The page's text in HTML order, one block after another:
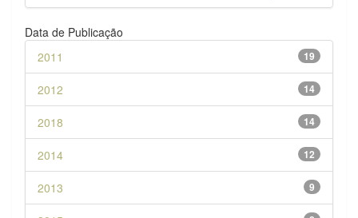
Data de Publicação
19
2011
14
2012
14
2018
12
2014
9
2013